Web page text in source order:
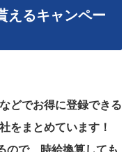
えるキャンペー
どでお得に登録できる
をまとめています！
ので、時給換算しても